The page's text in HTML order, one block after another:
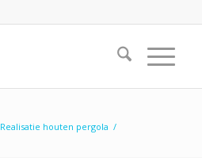
Realisatie houten pergola /